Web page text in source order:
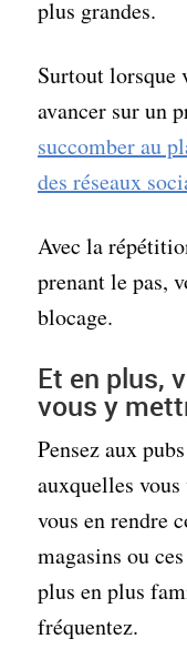
plus grandes.
Surtout lorsque
avancer sur un
succomber au
des réseaux
Avec la
prenant le pas,
blocage.
Et en plus,
vous y
Pensez aux
auxquelles vous
vous en rendre
magasins ou
plus en plus
fréquentez.